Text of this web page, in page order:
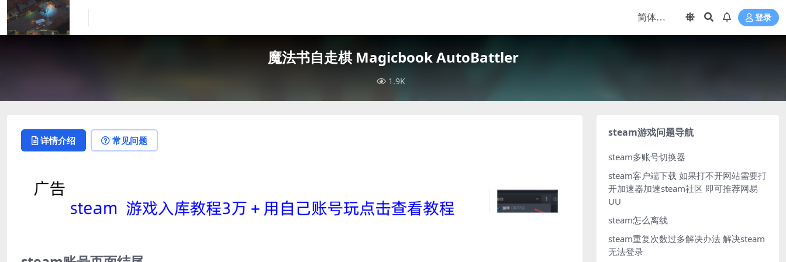
登录
魔法书自走棋 Magicbook AutoBattler
1.9K
详情介绍 常见问题
steam游戏问题导航
steam多账号切换器
steam客户端下载 如果打不开网站需要打
开加速器加速steam社区 即可推荐网易
UU
steam怎么离线
steam重复次数过多解决办法 解决steam
无法登录